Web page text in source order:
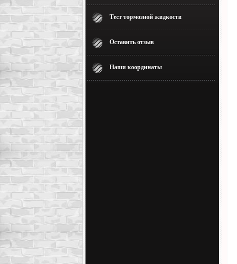
Тест тормозной жидкости
Оставить отзыв
Наши координаты